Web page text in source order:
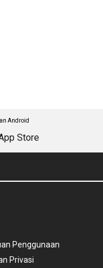
Android
Penggunaan
Privasi